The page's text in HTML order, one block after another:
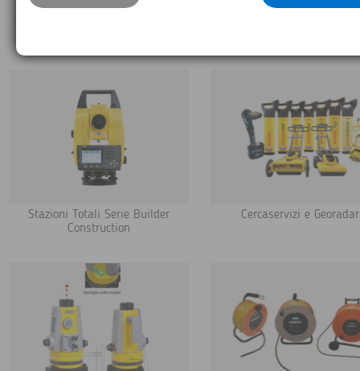
Stazioni Totali Serie Builder
Construction
Cercaservizi e Georadar